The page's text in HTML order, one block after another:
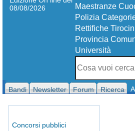
08/08/2026
Maestranze
Polizia
Rettifiche
Provincia
Università
Bandi Newsletter Forum Ricerca
Concorsi pubblici